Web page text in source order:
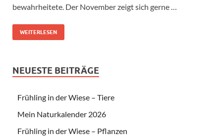
bewahrheitete. Der November zeigt sich gerne …
WEITERLESEN
NEUESTE BEITRÄGE
Frühling in der Wiese – Tiere
Mein Naturkalender 2026
Frühling in der Wiese – Pflanzen